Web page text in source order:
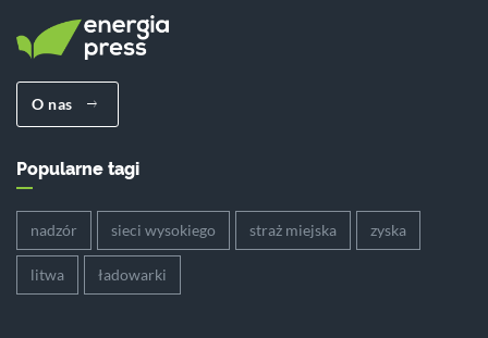
O nas
Popularne tagi
nadzór sieci wysokiego straż miejska zyska
litwa ładowarki